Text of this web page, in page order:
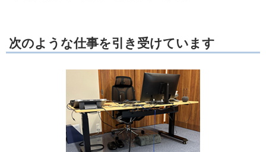
次のような仕事を引き受けています